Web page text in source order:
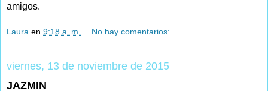
amigos.
Laura en 9:18 a. m. No hay comentarios:
viernes, 13 de noviembre de 2015
JAZMIN